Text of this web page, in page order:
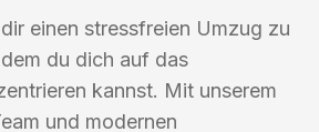
einen stressfreien Umzug zu
du dich auf das
kannst. Mit unserem
und modernen